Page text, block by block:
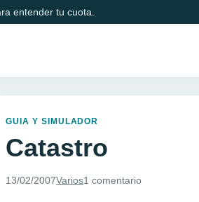
entender tu cuota.
GUIA Y SIMULADOR
Catastro
13/02/2007Varios1 comentario